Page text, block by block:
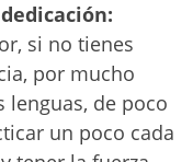
si no tienes
por mucho
lenguas, de poco
un poco cada